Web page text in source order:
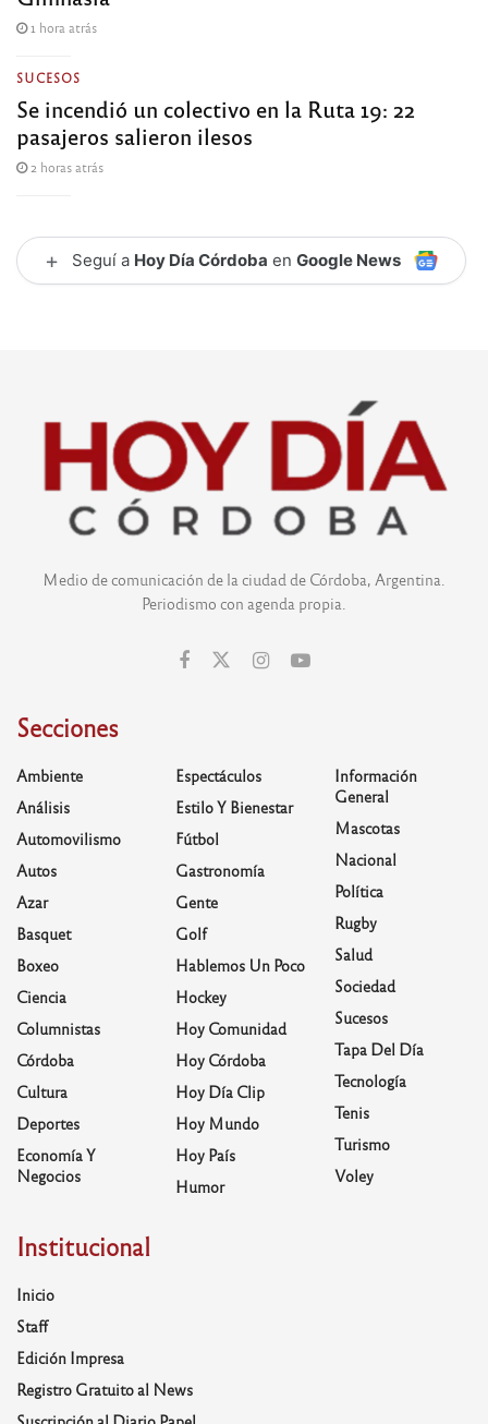
1 hora atrás
SUCESOS
Se incendió un colectivo en la Ruta 19: 22
pasajeros salieron ilesos
2 horas atrás
+ Seguí a Hoy Día Córdoba en Google News
Medio de comunicación de la ciudad de Córdoba, Argentina.
Periodismo con agenda propia.
Secciones
Ambiente
Análisis
Automovilismo
Autos
Azar
Basquet
Boxeo
Ciencia
Columnistas
Córdoba
Cultura
Deportes
Economía Y
Negocios
Espectáculos
Estilo Y Bienestar
Fútbol
Gastronomía
Gente
Golf
Hablemos Un Poco
Hockey
Hoy Comunidad
Hoy Córdoba
Hoy Día Clip
Hoy Mundo
Hoy País
Humor
Información
General
Mascotas
Nacional
Política
Rugby
Salud
Sociedad
Sucesos
Tapa Del Día
Tecnología
Tenis
Turismo
Voley
Institucional
Inicio
Staff
Edición Impresa
Registro Gratuito al News